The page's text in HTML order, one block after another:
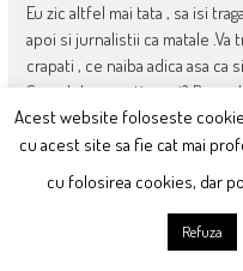
Eu zic altfel mai tata , sa isi
apoi si jurnalistii ca matale .Va
crapati , ce naiba adica asa ca
Sa vad daca aveti curaj? Baaaa,
pot face
Acest website foloseste
cu acest site sa fie cat mai
cu folosirea cookies, dar
Refuza